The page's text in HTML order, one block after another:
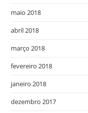
maio 2018
abril 2018
março 2018
fevereiro 2018
janeiro 2018
dezembro 2017